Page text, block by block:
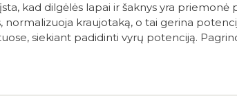
kad dilgėlės lapai ir šaknys yra priemonė
kraujotaką, o tai gerina
siekiant padidinti vyrų potenciją.